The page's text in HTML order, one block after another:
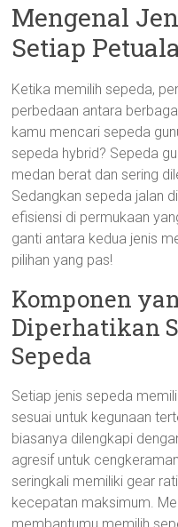
Mengenal
Setiap
Ketika memilih sepeda,
perbedaan antara
kamu mencari sepeda
sepeda hybrid? Sepeda
medan berat dan sering
Sedangkan sepeda jalan
efisiensi di permukaan
ganti antara kedua jenis
pilihan yang pas!
Komponen
Diperhatikan
Sepeda
Setiap jenis sepeda
sesuai untuk kegunaan
biasanya dilengkapi
agresif untuk
seringkali memiliki gear
kecepatan maksimum.